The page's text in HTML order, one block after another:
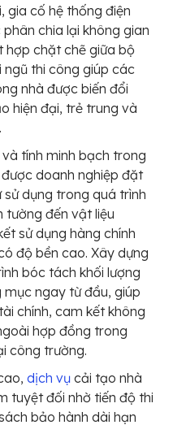
gia cố hệ thống điện
chia lại không gian
hợp chặt chẽ giữa bộ
ngũ thi công giúp các
nhà được biến đổi
hiện đại, trẻ trung và
tính minh bạch trong
doanh nghiệp đặt
dụng trong quá trình
tường đến vật liệu
sử dụng hàng chính
độ bền cao. Xây dựng
bóc tách khối lượng
ngay từ đầu, giúp
chính, cam kết không
hợp đồng trong
công trường.
dịch vụ cải tạo nhà
tuyệt đối nhờ tiến độ thi
bảo hành dài hạn